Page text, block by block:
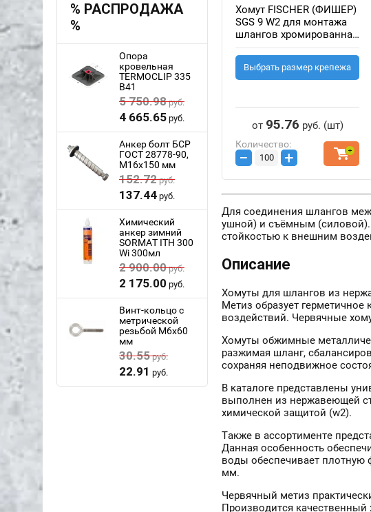
% РАСПРОДАЖА
%
Опора
кровельная
TERMOCLIP 335
B41
5 750.98руб.
4 665.65 руб.
Анкер болт БСР
ГОСТ 28778-90,
M16x150 мм
152.72руб.
137.44 руб.
Химический
анкер зимний
SORMAT ITH 300
Wi 300мл
2 900.00руб.
2 175.00 руб.
Винт-кольцо с
метрической
резьбой M6x60
мм
30.55руб.
22.91 руб.
Хомут FISCHER (ФИШЕР)
SGS 9 W2 для монтажа
шлангов xромированная
(сталь)
Выбрать размер крепежа
от 95.76 руб. (шт)
Количество:
− +
Для соединения шлангов
ушной) и съёмным (силовой).
стойкостью к внешним
Описание
Хомуты для шлангов из
Метиз образует
воздействий. Червячные
Хомуты обжимные
разжимая шланг,
сохраняя неподвижное
В каталоге представлены
выполнен из нержавеющей
химической защитой (w2).
Также в ассортименте
Данная особенность
воды обеспечивает плотную
мм.
Червячный метиз
Производится